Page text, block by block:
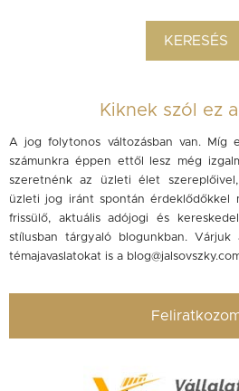
Kiknek szól ez
A jog folytonos változásban van. Míg
számunkra éppen ettől lesz még
szeretnénk az üzleti élet
üzleti jog iránt spontán érdeklődőkkel
frissülő, aktuális adójogi és
stílusban tárgyaló blogunkban.
témajavaslatokat is a